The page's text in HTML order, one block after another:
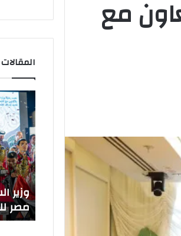
مع
وزير
الشباب
والرياضة
يهنئ
منتخب
مصر
للشطرنج
وزير
مصر